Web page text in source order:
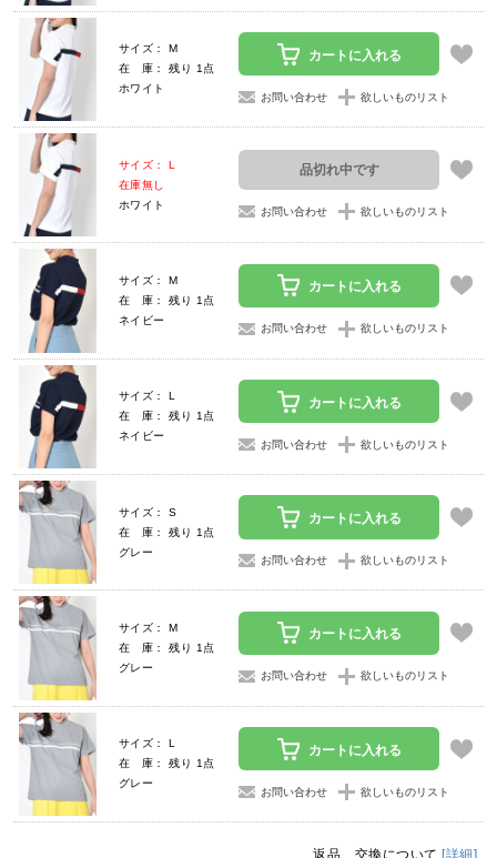
サイズ： M
在 庫： 残り 1点
ホワイト
カートに入れる
お問い合わせ 欲しいものリスト
サイズ： L
在庫無し
ホワイト
品切れ中です
お問い合わせ 欲しいものリスト
サイズ： M
在 庫： 残り 1点
ネイビー
カートに入れる
お問い合わせ 欲しいものリスト
サイズ： L
在 庫： 残り 1点
ネイビー
カートに入れる
お問い合わせ 欲しいものリスト
サイズ： S
在 庫： 残り 1点
グレー
カートに入れる
お問い合わせ 欲しいものリスト
サイズ： M
在 庫： 残り 1点
グレー
カートに入れる
お問い合わせ 欲しいものリスト
サイズ： L
在 庫： 残り 1点
グレー
カートに入れる
お問い合わせ 欲しいものリスト
返品、交換について [詳細]